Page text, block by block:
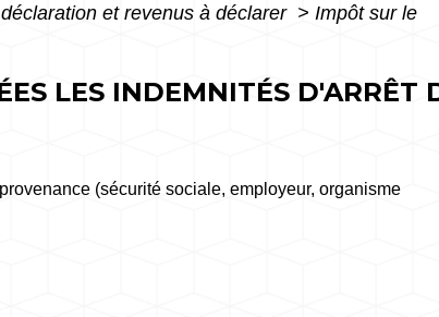
et revenus à déclarer > Impôt sur le
LES INDEMNITÉS D'ARRÊT
(sécurité sociale, employeur, organisme